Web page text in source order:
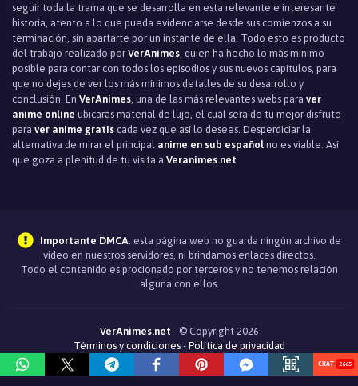
seguir toda la trama que se desarrolla en esta relevante e interesante
historia, atento a lo que pueda evidenciarse desde sus comienzos a su
terminación, sin apartarte por un instante de ella. Todo esto es producto
del trabajo realizado por VerAnimes , quien ha hecho lo más mínimo
posible para contar con todos los episodios y sus nuevos capítulos, para
que no dejes de ver los más mínimos detalles de su desarrollo y
conclusión. En VerAnimes , una de las más relevantes webs para ver
anime online ubicarás material de lujo, el cuál será de tu mejor disfrute
para ver anime gratis cada vez que así lo desees. Desperdiciar la
alternativa de mirar el principal anime en sub español no es viable. Así
que goza a plenitud de tu visita a Veranimes.net
Importante DMCA: esta página web no guarda ningún archivo de
video en nuestros servidores, ni brindamos enlaces directos.
Todo el contenido es procionado por terceros y no tenemos relación
alguna con ellos.
VerAnimes.net - © Copyright 2026
Términos y condiciones- Política de privacidad
2665